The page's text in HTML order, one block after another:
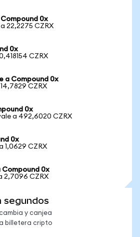
0x
22,2275 CZRX
0x
CZRX
a Compound 0x
CZRX
0x
a 492,6020 CZRX
0x
1,0629 CZRX
0x
2,7096 CZRX
segundos
y canjea
billetera cripto